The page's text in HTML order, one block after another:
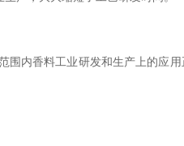
内香料工业研发和生产上的应用